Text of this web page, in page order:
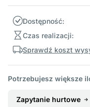
Dostępność:
Czas realizacji:
Sprawdź koszt
Potrzebujesz większe
Zapytanie hurtowe